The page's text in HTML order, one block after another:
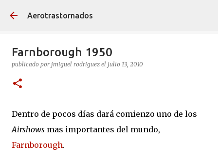
Aerotrastornados
Farnborough 1950
publicado por jmiguel rodriguez el julio 13, 2010
Dentro de pocos días dará comienzo uno de los
Airshows mas importantes del mundo,
Farnborough.